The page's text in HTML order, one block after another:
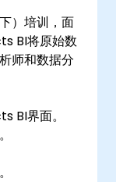
效果。
个可视化和
）培训，面
BI将原始数
师和数据分
BI界面。